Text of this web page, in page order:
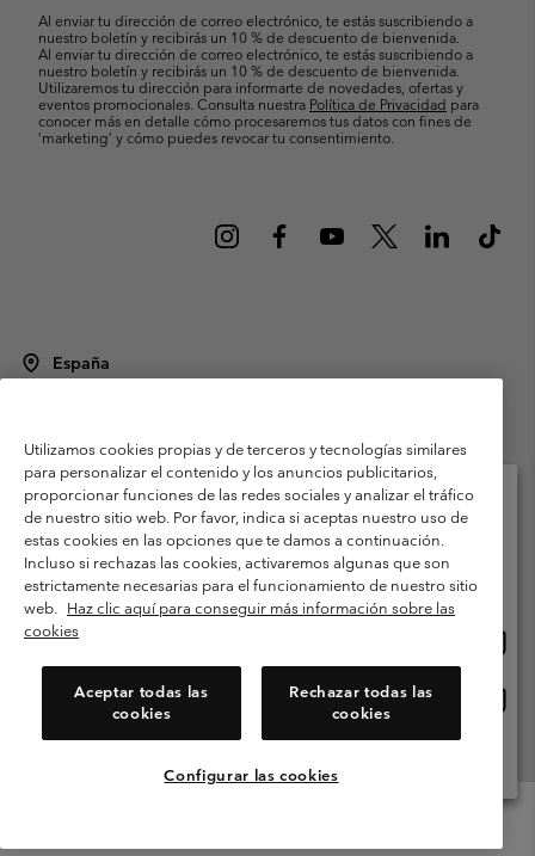
Al enviar tu dirección de correo electrónico, te estás suscribiendo a
nuestro boletín y recibirás un 10 % de descuento de bienvenida.
Al enviar tu dirección de correo electrónico, te estás suscribiendo a
nuestro boletín y recibirás un 10 % de descuento de bienvenida.
Utilizaremos tu dirección para informarte de novedades, ofertas y
eventos promocionales. Consulta nuestra Política de Privacidad para
conocer más en detalle cómo procesaremos tus datos con fines de
’marketing’ y cómo puedes revocar tu consentimiento.
España
Condiciones de uso
Terminos de Venta
Garantía
Política de Privacidad
Términos y condiciones del programa de miembros
Términos De Uso Del Contenido Generado Por Los Usuarios
Impressum
Cookies Public CBCR
Utilizamos cookies propias y de terceros y tecnologías similares
para personalizar el contenido y los anuncios publicitarios,
proporcionar funciones de las redes sociales y analizar el tráfico
de nuestro sitio web. Por favor, indica si aceptas nuestro uso de
estas cookies en las opciones que te damos a continuación.
Incluso si rechazas las cookies, activaremos algunas que son
estrictamente necesarias para el funcionamiento de nuestro sitio
web. Haz clic aquí para conseguir más información sobre las
cookies
Aceptar todas las
cookies
Rechazar todas las
cookies
Configurar las cookies
Selecciona tu país e idioma envío
Compras en línea disponibles
línea
España
Ver Todos Los Países